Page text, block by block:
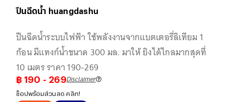
ปืนฉีดน้ำ huangdashu
ปืนฉีดน้ำระบบไฟฟ้า ใช้พลังงานจากแบตเตอรี่ลิเทียม 1
ก้อน มีแทงก์น้ำขนาด 300 มล. มาให้ ยิงได้ไกลมากสุดที่
10 เมตร ราคา 190-269
฿ 190 - 269Disclaimer
ช็อปพร้อมส่วนลด คลิก!